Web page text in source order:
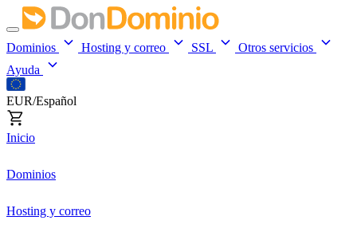
Dominios Hosting y correo SSL
Otros servicios
Ayuda
EUR/Español
Inicio
Dominios
Hosting y correo